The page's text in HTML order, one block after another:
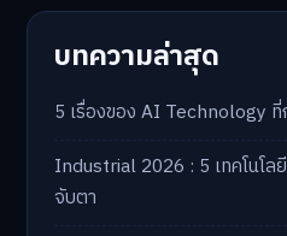
บทความล่าสุด
5 เรื่องของ AI Technology
Industrial 2026 : 5 เทคโนโ
จับตา